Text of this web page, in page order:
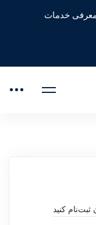
معرفی خدمات
ثبت‌نام کنید